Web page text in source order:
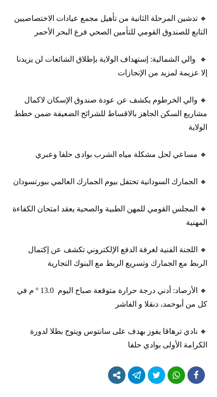
🔸 تدشين المرحلة الثانية من تأهيل مجمع عيادات الاختصاصيين
التابع للصندوق القومي للتأمين الصحي فرع البحر الأحمر
🔸 والي الشمالية: إستهداف الولاية بإطلاق الشائعات لن يزيدنا
إلا عزيمة لمزيد من الإنجازات
🔸 والي الخرطوم يكشف عن عودة صندوق الإسكان لاكمال
مشاريع السكن الجاهز بالاقساط للشرائح الضعيفة ضمن خطط
الولاية
🔸 مساعي لحل مشكلة مياه الشرب بوادى حلفا وعبري
🔸 الجمارك السودانية تحتفل بيوم الجمارك العالمي ببورتسودان
🔸 المجلس القومي للمهن الطبية والصحية يعقد امتحان الكفاءة
المهنية
🔸 اللجنة الفنية لغرفة الدفع الإلكتروني تكشف عن إكتمال
الربط مع الجمارك وتسريع الربط مع البنوك التجارية
🔸 الأرصاد: أدني درجة حرارة متوقعة صباح اليوم 13.0 º م في
كل من أبوحمد، دنقلا و الفاشر
🔸 نادي ترهاقا يفوز بهدف على سانتوس ويتوج بطلا لدورة
الكرامة الأولى بوادي حلفا